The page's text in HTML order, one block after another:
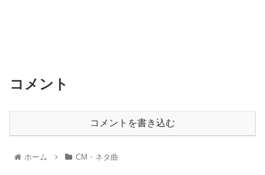
コメント
コメントを書き込む
ホーム CM・ネタ曲